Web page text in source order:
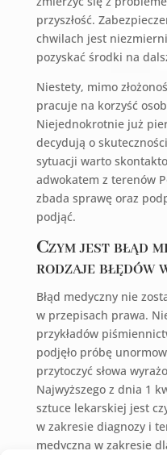
przyszłość.
chwilach jest
pozyskać środki na
Niestety, mimo
pracuje na korzyść
Niejednokrotnie już
decydują o
sytuacji warto
adwokatem z terenów
zbada sprawę oraz
podjąć.
Czym jest błąd
rodzaje błędów
Błąd medyczny nie
w przepisach prawa.
przykładów
podjęło próbę
przytoczyć słowa
Najwyższego z dnia 1
sztuce lekarskiej jest
w zakresie diagnozy i
medyczną w zakresie